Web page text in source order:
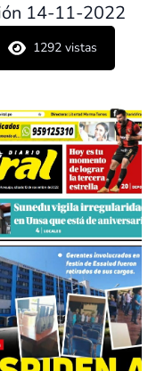
14-11-2022
1292 vistas